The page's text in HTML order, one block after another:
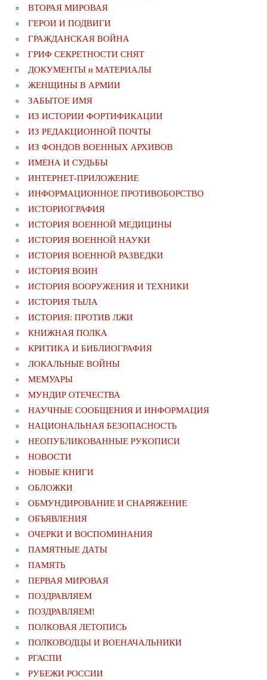
ВТОРАЯ МИРОВАЯ
ГЕРОИ И ПОДВИГИ
ГРАЖДАНСКАЯ ВОЙНА
ГРИФ СЕКРЕТНОСТИ СНЯТ
ДОКУМЕНТЫ и МАТЕРИАЛЫ
ЖЕНЩИНЫ В АРМИИ
ЗАБЫТОЕ ИМЯ
ИЗ ИСТОРИИ ФОРТИФИКАЦИИ
ИЗ РЕДАКЦИОННОЙ ПОЧТЫ
ИЗ ФОНДОВ ВОЕННЫХ АРХИВОВ
ИМЕНА И СУДЬБЫ
ИНТЕРНЕТ-ПРИЛОЖЕНИЕ
ИНФОРМАЦИОННОЕ ПРОТИВОБОРСТВО
ИСТОРИОГРАФИЯ
ИСТОРИЯ ВОЕННОЙ МЕДИЦИНЫ
ИСТОРИЯ ВОЕННОЙ НАУКИ
ИСТОРИЯ ВОЕННОЙ РАЗВЕДКИ
ИСТОРИЯ ВОИН
ИСТОРИЯ ВООРУЖЕНИЯ И ТЕХНИКИ
ИСТОРИЯ ТЫЛА
ИСТОРИЯ: ПРОТИВ ЛЖИ
КНИЖНАЯ ПОЛКА
КРИТИКА И БИБЛИОГРАФИЯ
ЛОКАЛЬНЫЕ ВОЙНЫ
МЕМУАРЫ
МУНДИР ОТЕЧЕСТВА
НАУЧНЫЕ СООБЩЕНИЯ И ИНФОРМАЦИЯ
НАЦИОНАЛЬНАЯ БЕЗОПАСНОСТЬ
НЕОПУБЛИКОВАННЫЕ РУКОПИСИ
НОВОСТИ
НОВЫЕ КНИГИ
ОБЛОЖКИ
ОБМУНДИРОВАНИЕ И СНАРЯЖЕНИЕ
ОБЪЯВЛЕНИЯ
ОЧЕРКИ И ВОСПОМИНАНИЯ
ПАМЯТНЫЕ ДАТЫ
ПАМЯТЬ
ПЕРВАЯ МИРОВАЯ
ПОЗДРАВЛЯЕМ
ПОЗДРАВЛЯЕМ!
ПОЛКОВАЯ ЛЕТОПИСЬ
ПОЛКОВОДЦЫ И ВОЕНАЧАЛЬНИКИ
РГАСПИ
РУБЕЖИ РОССИИ